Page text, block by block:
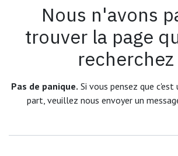
Erreur 404
Nous n'avons
trouver la page
recherchez
Pas de panique. Si vous pensez que
part, veuillez nous envoyer un